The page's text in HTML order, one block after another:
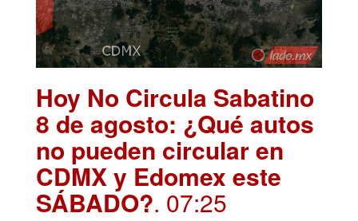
Hoy No Circula Sabatino
8 de agosto: ¿Qué autos
no pueden circular en
CDMX y Edomex este
SÁBADO?. 07:25